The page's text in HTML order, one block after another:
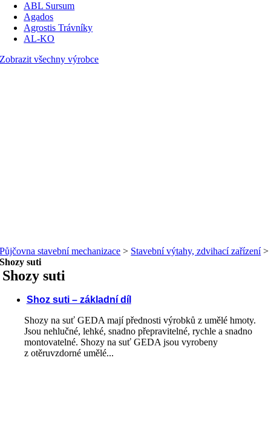
ABL Sursum
Agados
Agrostis Trávníky
AL-KO
Zobrazit všechny výrobce
Půjčovna stavební mechanizace > Stavební výtahy, zdvihací zařízení>
Shozy suti
Shozy suti
Shoz suti – základní díl
Shozy na suť GEDA mají přednosti výrobků z umělé hmoty.
Jsou nehlučné, lehké, snadno přepravitelné, rychle a snadno
montovatelné. Shozy na suť GEDA jsou vyrobeny
z otěruvzdorné umělé...